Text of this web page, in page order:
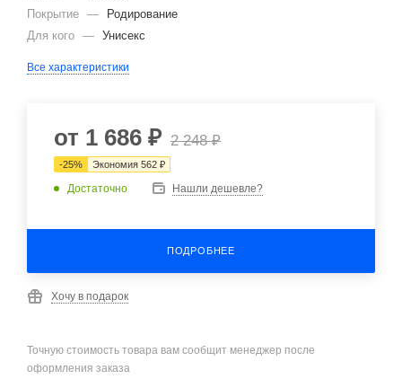
Покрытие —
Родирование
Для кого — Унисекс
Все характеристики
от 1 686 ₽ 2 248 ₽
-25% Экономия 562 ₽
Достаточно Нашли дешевле?
ПОДРОБНЕЕ
Хочу в подарок
Точную стоимость товара вам сообщит менеджер после
оформления заказа